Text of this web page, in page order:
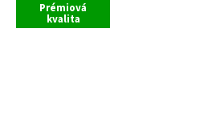
Prémiová
kvalita